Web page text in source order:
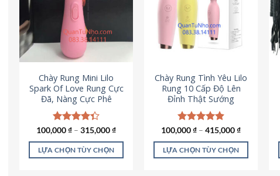
Chày Rung Mini Lilo
Spark Of Love Rung Cực
Đã, Nàng Cực Phê
Được xếp
5 sao
100,000₫ – 315,000₫
LỰA CHỌN TÙY CHỌN
Chày Rung Tình Yêu Lilo
Rung 10 Cấp Độ Lên
Đỉnh Thật Sướng
Được xếp
5 sao
100,000₫ – 415,000₫
LỰA CHỌN TÙY CHỌN